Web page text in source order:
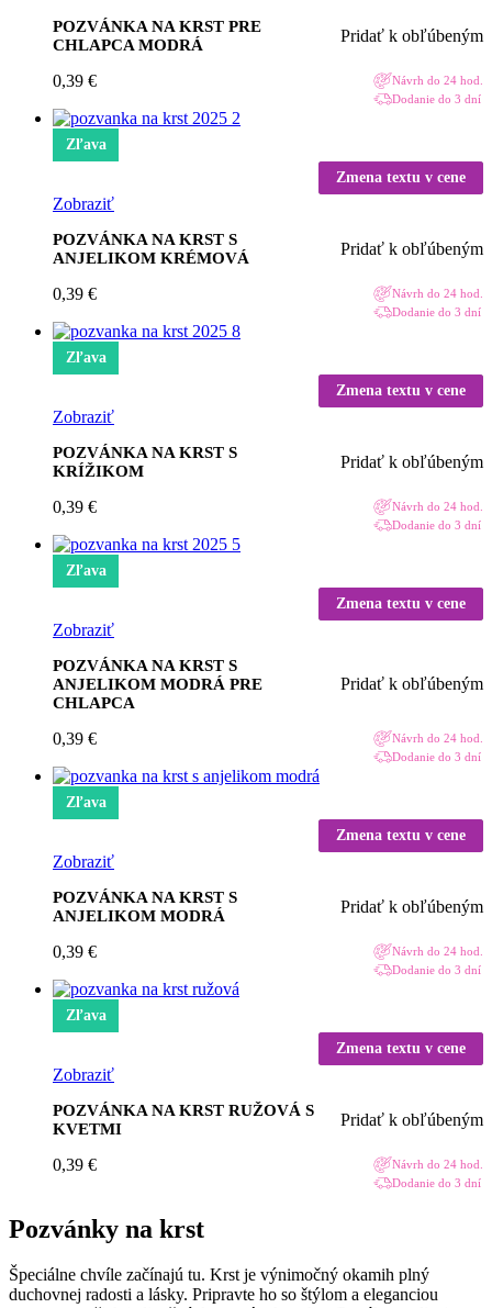
POZVÁNKA NA KRST PRE
CHLAPCA MODRÁ
Pridať k obľúbeným
0,39 €
Návrh do 24 hod.
Dodanie do 3 dní
Zľava
Zmena textu v cene
Zobraziť
POZVÁNKA NA KRST S
ANJELIKOM KRÉMOVÁ
Pridať k obľúbeným
0,39 €
Návrh do 24 hod.
Dodanie do 3 dní
Zľava
Zmena textu v cene
Zobraziť
POZVÁNKA NA KRST S
KRÍŽIKOM
Pridať k obľúbeným
0,39 €
Návrh do 24 hod.
Dodanie do 3 dní
Zľava
Zmena textu v cene
Zobraziť
POZVÁNKA NA KRST S
ANJELIKOM MODRÁ PRE
CHLAPCA
Pridať k obľúbeným
0,39 €
Návrh do 24 hod.
Dodanie do 3 dní
Zľava
Zmena textu v cene
Zobraziť
POZVÁNKA NA KRST S
ANJELIKOM MODRÁ
Pridať k obľúbeným
0,39 €
Návrh do 24 hod.
Dodanie do 3 dní
Zľava
Zmena textu v cene
Zobraziť
POZVÁNKA NA KRST RUŽOVÁ S
KVETMI
Pridať k obľúbeným
0,39 €
Návrh do 24 hod.
Dodanie do 3 dní
Pozvánky na krst
Špeciálne chvíle začínajú tu. Krst je výnimočný okamih plný
duchovnej radosti a lásky. Pripravte ho so štýlom a eleganciou